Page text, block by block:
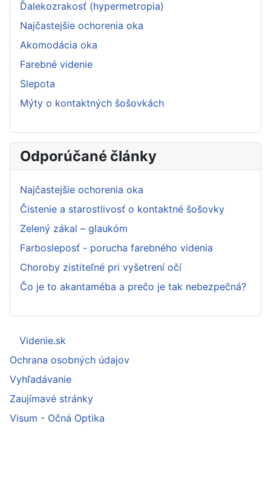
Ďalekozrakosť (hypermetropia)
Najčastejšie ochorenia oka
Akomodácia oka
Farebné videnie
Slepota
Mýty o kontaktných šošovkách
Odporúčané články
Najčastejšie ochorenia oka
Čistenie a starostlivosť o kontaktné šošovky
Zelený zákal – glaukóm
Farbosleposť - porucha farebného videnia
Choroby zistiteľné pri vyšetrení očí
Čo je to akantaméba a prečo je tak nebezpečná?
Videnie.sk
Ochrana osobných údajov
Vyhľadávanie
Zaujímavé stránky
Visum - Očná Optika